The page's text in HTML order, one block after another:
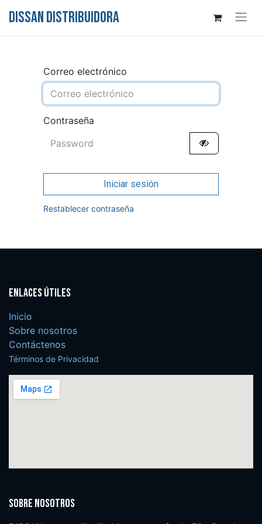
DISSAN DISTRIBUIDORA
Correo electrónico
Contraseña
Iniciar sesión
Restablecer contraseña
Enlaces útiles
Inicio
Sobre nosotros
Contáctenos
Términos de Privacidad
Sobre nosotros